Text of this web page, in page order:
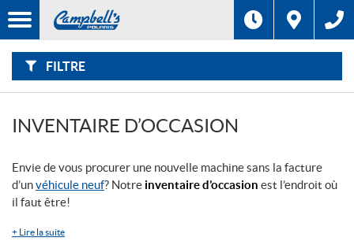
FILTRE
F
I
L
T
R
Filtre
Catégorie
Prix
Inventaire
INVENTAIRE D’OCCASION
Envie de vous procurer une nouvelle machine sans la facture
d’unvéhicule neuf? Notre inventaire d’occasion est l’endroit où
il faut être!
+ Lire la suite